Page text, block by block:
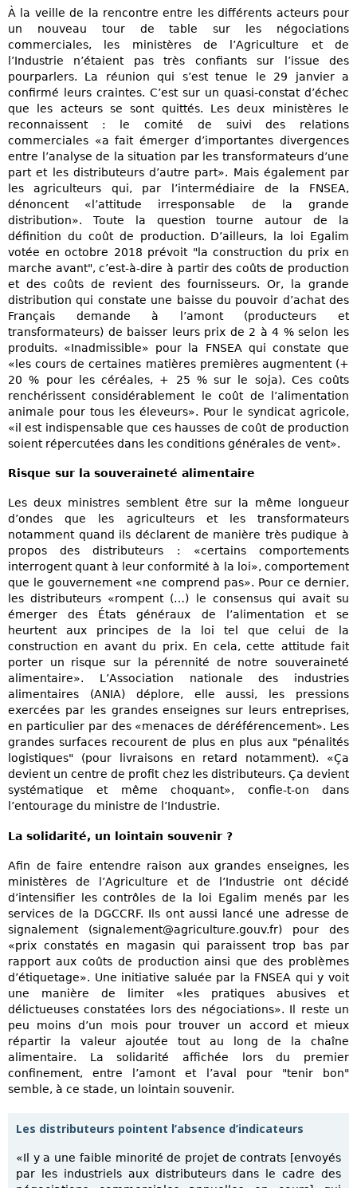
À la veille de la rencontre entre les différents acteurs pour
un nouveau tour de table sur les négociations
commerciales, les ministères de l’Agriculture et de
l’Industrie n’étaient pas très confiants sur l’issue des
pourparlers. La réunion qui s’est tenue le 29 janvier a
confirmé leurs craintes. C’est sur un quasi-constat d’échec
que les acteurs se sont quittés. Les deux ministères le
reconnaissent : le comité de suivi des relations
commerciales «a fait émerger d’importantes divergences
entre l’analyse de la situation par les transformateurs d’une
part et les distributeurs d’autre part». Mais également par
les agriculteurs qui, par l’intermédiaire de la FNSEA,
dénoncent «l’attitude irresponsable de la grande
distribution». Toute la question tourne autour de la
définition du coût de production. D’ailleurs, la loi Egalim
votée en octobre 2018 prévoit "la construction du prix en
marche avant", c’est-à-dire à partir des coûts de production
et des coûts de revient des fournisseurs. Or, la grande
distribution qui constate une baisse du pouvoir d’achat des
Français demande à l’amont (producteurs et
transformateurs) de baisser leurs prix de 2 à 4 % selon les
produits. «Inadmissible» pour la FNSEA qui constate que
«les cours de certaines matières premières augmentent (+
20 % pour les céréales, + 25 % sur le soja). Ces coûts
renchérissent considérablement le coût de l’alimentation
animale pour tous les éleveurs». Pour le syndicat agricole,
«il est indispensable que ces hausses de coût de production
soient répercutées dans les conditions générales de vent».
Risque sur la souveraineté alimentaire
Les deux ministres semblent être sur la même longueur
d’ondes que les agriculteurs et les transformateurs
notamment quand ils déclarent de manière très pudique à
propos des distributeurs : «certains comportements
interrogent quant à leur conformité à la loi», comportement
que le gouvernement «ne comprend pas». Pour ce dernier,
les distributeurs «rompent (…) le consensus qui avait su
émerger des États généraux de l’alimentation et se
heurtent aux principes de la loi tel que celui de la
construction en avant du prix. En cela, cette attitude fait
porter un risque sur la pérennité de notre souveraineté
alimentaire». L’Association nationale des industries
alimentaires (ANIA) déplore, elle aussi, les pressions
exercées par les grandes enseignes sur leurs entreprises,
en particulier par des «menaces de déréférencement». Les
grandes surfaces recourent de plus en plus aux "pénalités
logistiques" (pour livraisons en retard notamment). «Ça
devient un centre de profit chez les distributeurs. Ça devient
systématique et même choquant», confie-t-on dans
l’entourage du ministre de l’Industrie.
La solidarité, un lointain souvenir ?
Afin de faire entendre raison aux grandes enseignes, les
ministères de l’Agriculture et de l’Industrie ont décidé
d’intensifier les contrôles de la loi Egalim menés par les
services de la DGCCRF. Ils ont aussi lancé une adresse de
signalement (signalement@agriculture.gouv.fr) pour des
«prix constatés en magasin qui paraissent trop bas par
rapport aux coûts de production ainsi que des problèmes
d’étiquetage». Une initiative saluée par la FNSEA qui y voit
une manière de limiter «les pratiques abusives et
délictueuses constatées lors des négociations». Il reste un
peu moins d’un mois pour trouver un accord et mieux
répartir la valeur ajoutée tout au long de la chaîne
alimentaire. La solidarité affichée lors du premier
confinement, entre l’amont et l’aval pour "tenir bon"
semble, à ce stade, un lointain souvenir.
Les distributeurs pointent l’absence d’indicateurs
«Il y a une faible minorité de projet de contrats [envoyés
par les industriels aux distributeurs dans le cadre des